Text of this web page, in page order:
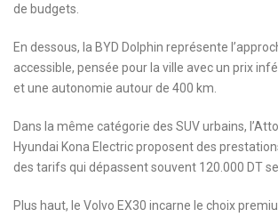
de budgets.
En dessous, la BYD Dolphin représente
accessible, pensée pour la ville avec un prix
et une autonomie autour de 400 km.
Dans la même catégorie des SUV urbains,
Hyundai Kona Electric proposent des
des tarifs qui dépassent souvent 120.000 DT
Plus haut, le Volvo EX30 incarne le choix